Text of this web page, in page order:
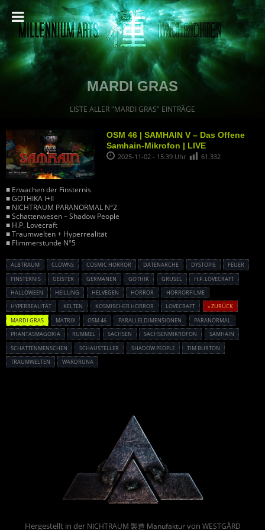
MARDI GRAS
LISTE ALLER "MARDI GRAS" EINTRÄGE
OSM 46 | SAMHAIN V – Das Offene
Samhain-Mikrofon | LIVE
2025-11-02 - 15:39 Uhr 61.332
■ Erwachen der Finsternis
■ GOTHIKA I+II
■ NICHTRAUM PARANORMAL N°2
■ Schattenwesen – Shadow People
■ H.P. Lovecraft
■ Traumwelten + Hyperrealität
■ Flimmerstunde N°5
ALBTRAUM CLOWNS COSMIC HORROR DATENARCHE DYSTOPIE
FEUER
FINSTERNIS
GEISTER GERMANEN GOTHIK GRUSEL
H.P. LOVECRAFT
HALLOWEEN
HEILUNG HELVEGEN HORROR
HORRORFILME
HYPERREALITÄT
KELTEN KOSMISCHER HORROR LOVECRAFT
« ZURÜCK
MARDI GRAS
MATRIX OSM 46 PARALLELDIMENSIONEN
PARANORMAL
PHANTASMAGORIA
RUMMEL SACHSEN SACHSENMIKROFON
SAMHAIN
SCHATTENMENSCHEN
SCHAUSTELLER SHADOW PEOPLE
TIM BURTON
TRAUMWELTEN
WARDRUNA
Hergestellt in der NICHTRAUM 製造 Manufakturvon WESTGÅRD
Powered By :